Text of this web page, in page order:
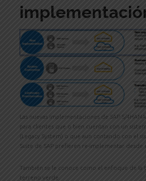
Las nuevas implementaciones de SAP S/
para clientes que o bien cuentan con un
(Legacy System) o que aun contando con el
Suite de SAP prefieren re-implementar desde
También se le conoce como el enfoque de la
terreno verde.